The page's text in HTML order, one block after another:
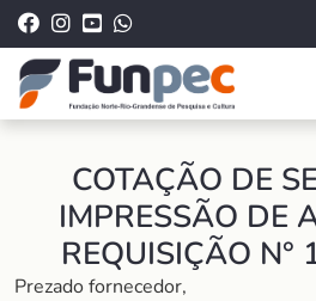
COTAÇÃO DE
IMPRESSÃO DE
REQUISIÇÃO
Prezado fornecedor,